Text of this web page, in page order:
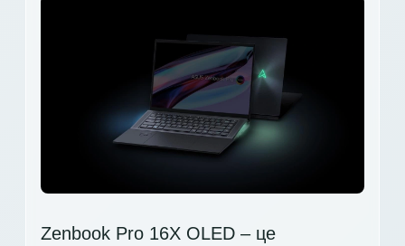
Zenbook Pro 16X OLED – це